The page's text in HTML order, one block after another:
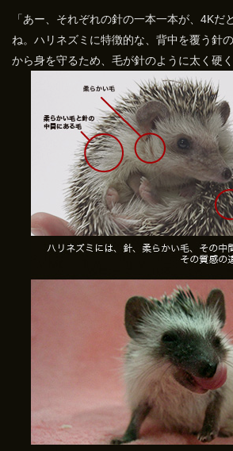
「あー、それぞれの針の一本一本が、4Kだ
ね。ハリネズミに特徴的な、背中を覆う針
から身を守るため、毛が針のように太く硬